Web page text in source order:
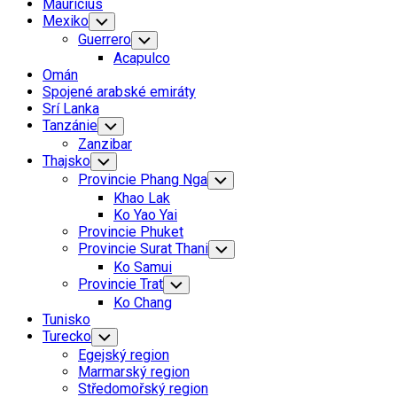
Mauricius
Mexiko Toggle
Child
Menu
Guerrero Toggle
Child
Menu
Acapulco
Omán
Spojené arabské emiráty
Srí Lanka
Tanzánie Toggle
Child
Menu
Zanzibar
Thajsko Toggle
Child
Menu
Provincie Phang Nga Toggle
Child
Khao Lak
Ko Yao Yai
Provincie Phuket
Provincie Surat Thani Toggle
Child
Ko Samui
Provincie Trat Toggle
Child
Menu
Ko Chang
Tunisko
Turecko Toggle
Child
Menu
Egejský region
Marmarský region
Středomořský region